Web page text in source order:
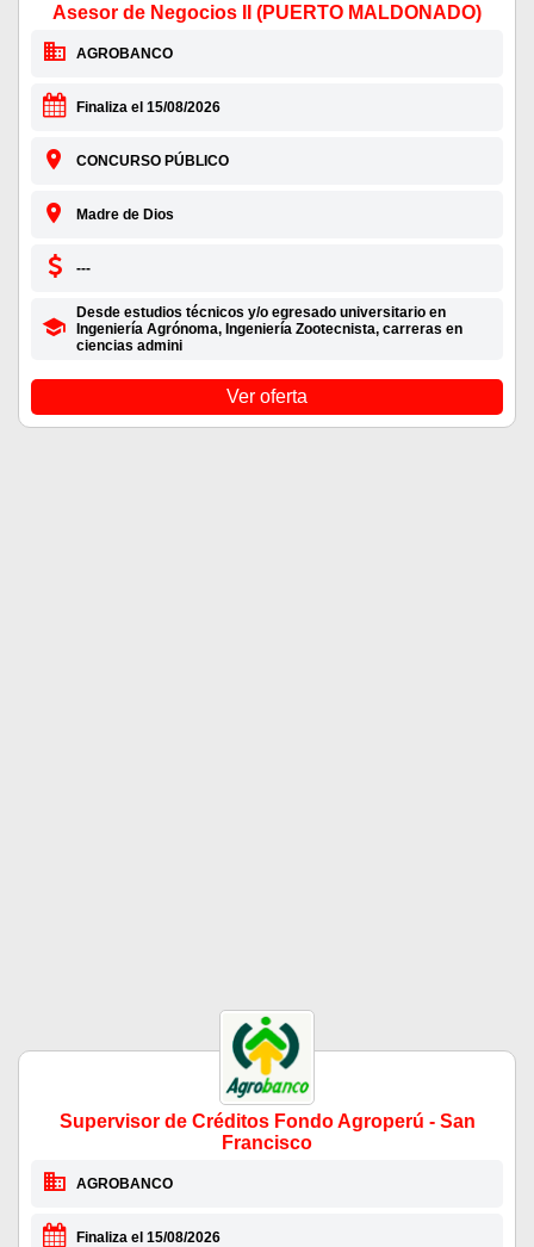
Asesor de Negocios II (PUERTO MALDONADO)
AGROBANCO
Finaliza el 15/08/2026
CONCURSO PÚBLICO
Madre de Dios
---
Desde estudios técnicos y/o egresado universitario en
Ingeniería Agrónoma, Ingeniería Zootecnista, carreras en
ciencias admini
Ver oferta
Supervisor de Créditos Fondo Agroperú - San
Francisco
AGROBANCO
Finaliza el 15/08/2026